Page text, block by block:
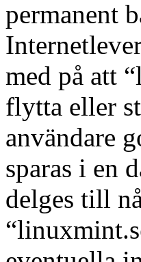
permanent
med på att
flytta eller
användare
sparas i en
delges till